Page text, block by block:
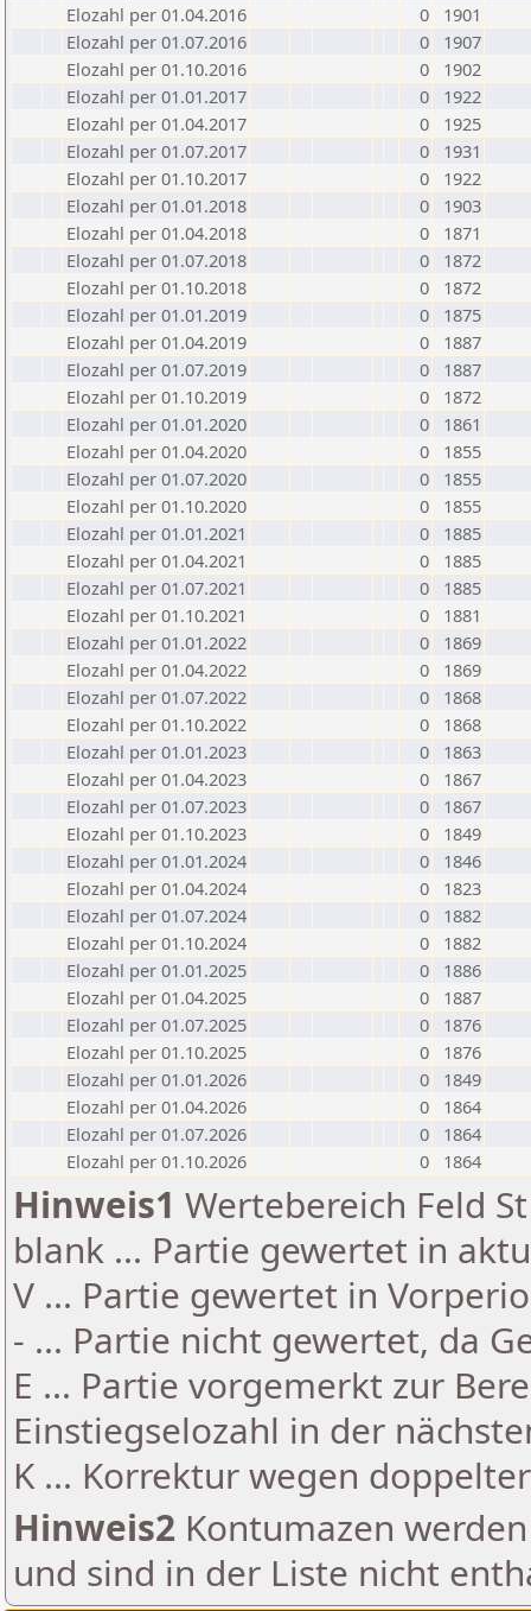
Elozahl per 01.04.2016
0
1901
Elozahl per 01.07.2016
0
1907
Elozahl per 01.10.2016
0
1902
Elozahl per 01.01.2017
0
1922
Elozahl per 01.04.2017
0
1925
Elozahl per 01.07.2017
0
1931
Elozahl per 01.10.2017
0
1922
Elozahl per 01.01.2018
0
1903
Elozahl per 01.04.2018
0
1871
Elozahl per 01.07.2018
0
1872
Elozahl per 01.10.2018
0
1872
Elozahl per 01.01.2019
0
1875
Elozahl per 01.04.2019
0
1887
Elozahl per 01.07.2019
0
1887
Elozahl per 01.10.2019
0
1872
Elozahl per 01.01.2020
0
1861
Elozahl per 01.04.2020
0
1855
Elozahl per 01.07.2020
0
1855
Elozahl per 01.10.2020
0
1855
Elozahl per 01.01.2021
0
1885
Elozahl per 01.04.2021
0
1885
Elozahl per 01.07.2021
0
1885
Elozahl per 01.10.2021
0
1881
Elozahl per 01.01.2022
0
1869
Elozahl per 01.04.2022
0
1869
Elozahl per 01.07.2022
0
1868
Elozahl per 01.10.2022
0
1868
Elozahl per 01.01.2023
0
1863
Elozahl per 01.04.2023
0
1867
Elozahl per 01.07.2023
0
1867
Elozahl per 01.10.2023
0
1849
Elozahl per 01.01.2024
0
1846
Elozahl per 01.04.2024
0
1823
Elozahl per 01.07.2024
0
1882
Elozahl per 01.10.2024
0
1882
Elozahl per 01.01.2025
0
1886
Elozahl per 01.04.2025
0
1887
Elozahl per 01.07.2025
0
1876
Elozahl per 01.10.2025
0
1876
Elozahl per 01.01.2026
0
1849
Elozahl per 01.04.2026
0
1864
Elozahl per 01.07.2026
0
1864
Elozahl per 01.10.2026
0 1864
Hinweis1 Wertebereich Feld
blank ... Partie gewertet in
V ... Partie gewertet in
- ... Partie nicht gewertet, da
E ... Partie vorgemerkt zur
Einstiegselozahl in der
K ... Korrektur wegen
Hinweis2 Kontumazen
und sind in der Liste nicht